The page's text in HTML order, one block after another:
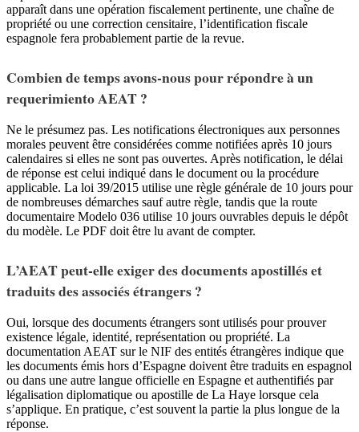
apparaît dans une opération fiscalement pertinente, une chaîne de
propriété ou une correction censitaire, l’identification fiscale
espagnole fera probablement partie de la revue.
Combien de temps avons-nous pour répondre à un
requerimiento AEAT ?
Ne le présumez pas. Les notifications électroniques aux personnes
morales peuvent être considérées comme notifiées après 10 jours
calendaires si elles ne sont pas ouvertes. Après notification, le délai
de réponse est celui indiqué dans le document ou la procédure
applicable. La loi 39/2015 utilise une règle générale de 10 jours pour
de nombreuses démarches sauf autre règle, tandis que la route
documentaire Modelo 036 utilise 10 jours ouvrables depuis le dépôt
du modèle. Le PDF doit être lu avant de compter.
L’AEAT peut-elle exiger des documents apostillés et
traduits des associés étrangers ?
Oui, lorsque des documents étrangers sont utilisés pour prouver
existence légale, identité, représentation ou propriété. La
documentation AEAT sur le NIF des entités étrangères indique que
les documents émis hors d’Espagne doivent être traduits en espagnol
ou dans une autre langue officielle en Espagne et authentifiés par
légalisation diplomatique ou apostille de La Haye lorsque cela
s’applique. En pratique, c’est souvent la partie la plus longue de la
réponse.